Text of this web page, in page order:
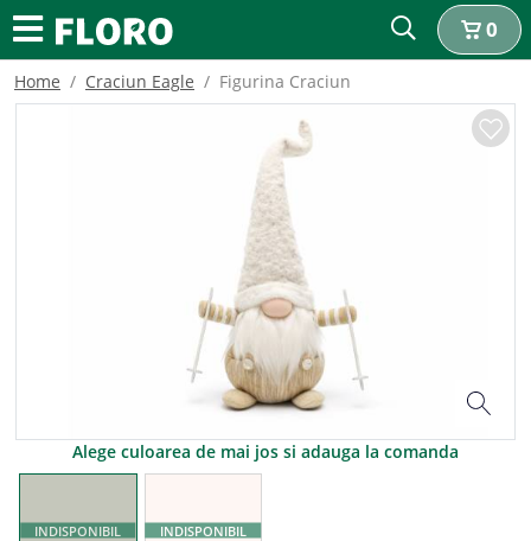
0
Home Craciun Eagle Figurina Craciun
Alege culoarea de mai jos si adauga la comanda
INDISPONIBIL INDISPONIBIL